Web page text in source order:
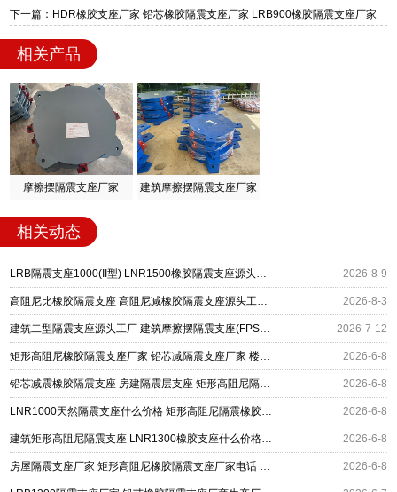
下一篇：HDR橡胶支座厂家 铅芯橡胶隔震支座厂家 LRB900橡胶隔震支座厂家
相关产品
摩擦摆隔震支座厂家 建筑摩擦摆隔震支座厂家
相关动态
LRB隔震支座1000(II型) LNR1500橡胶隔震支座源头工厂 矩形高阻尼隔震支座 2026-8-9
高阻尼比橡胶隔震支座 高阻尼减橡胶隔震支座源头工厂 建筑矩形高阻尼隔震支座厂家 2026-8-3
建筑二型隔震支座源头工厂 建筑摩擦摆隔震支座(FPS)生产厂家 矩形高阻尼橡胶隔震支座 2026-7-12
矩形高阻尼橡胶隔震支座厂家 铅芯减隔震支座厂家 楼梯抗震支座生产厂家 2026-6-8
铅芯减震橡胶隔震支座 房建隔震层支座 矩形高阻尼隔震支座源头工厂 2026-6-8
LNR1000天然隔震支座什么价格 矩形高阻尼隔震橡胶支座 建筑天然橡胶隔震支座(LNR) 2026-6-8
建筑矩形高阻尼隔震支座 LNR1300橡胶支座什么价格 房建抗震支座厂家 2026-6-8
房屋隔震支座厂家 矩形高阻尼橡胶隔震支座厂家电话 LRB800铅芯橡胶隔震支座厂家电话 2026-6-8